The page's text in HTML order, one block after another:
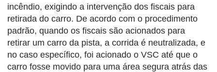
incêndio, exigindo a intervenção dos fiscais para
retirada do carro. De acordo com o procedimento
padrão, quando os fiscais são acionados para
retirar um carro da pista, a corrida é neutralizada, e
no caso específico, foi acionado o VSC até que o
carro fosse movido para uma área segura atrás das